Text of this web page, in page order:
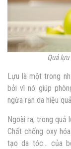
Quả
Lựu là một trong
bởi vì nó giúp
ngừa rạn da hiệu
Ngoài ra, trong
Chất chống oxy
tạo da tóc… của